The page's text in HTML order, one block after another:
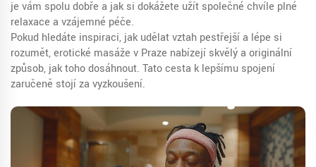
je vám spolu dobře a jak si dokážete užít společné chvíle plné
relaxace a vzájemné péče.
Pokud hledáte inspiraci, jak udělat vztah pestřejší a lépe si
rozumět, erotické masáže v Praze nabízejí skvělý a originální
způsob, jak toho dosáhnout. Tato cesta k lepšímu spojení
zaručeně stojí za vyzkoušení.